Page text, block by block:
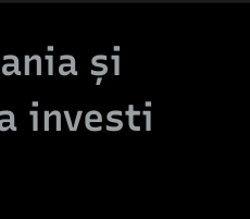
şi
investi